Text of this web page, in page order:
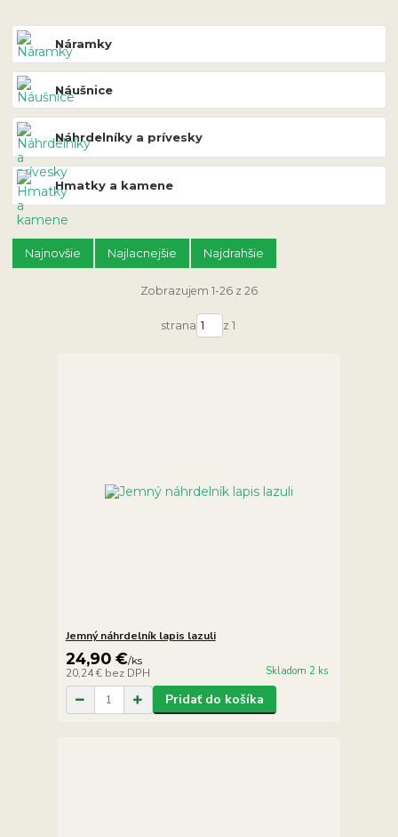
Náramky
Náušnice
Náhrdelníky a prívesky
Hmatky a kamene
Najnovšie Najlacnejšie Najdrahšie
Zobrazujem 1-26 z 26
strana z 1
Jemný náhrdelník lapis lazuli
24,90 €/ks
20,24 € bez DPH Skladom 2 ks
Pridať do košíka